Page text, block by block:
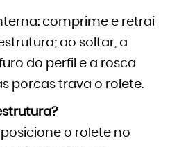
comprime e retrai
ao soltar, a
do perfil e a rosca
porcas trava o rolete.
o rolete no